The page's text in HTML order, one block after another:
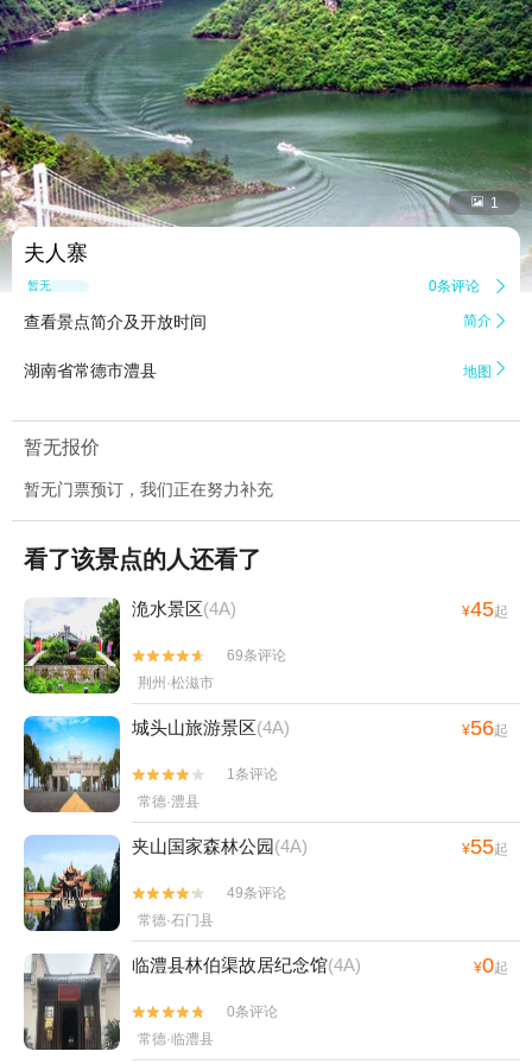
 1
夫人寨
暂无点评 0条评论 
查看景点简介及开放时间 简介 
湖南省常德市澧县 地图 
暂无报价
暂无门票预订，我们正在努力补充
看了该景点的人还看了
洈水景区(4A) ¥45起


69条评论
荆州·松滋市
城头山旅游景区(4A) ¥56起


1条评论
常德·澧县
夹山国家森林公园(4A) ¥55起


49条评论
常德·石门县
临澧县林伯渠故居纪念馆(4A) ¥0起


0条评论
常德·临澧县
